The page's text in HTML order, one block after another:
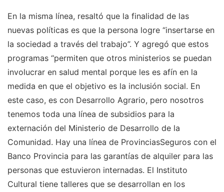
En la misma línea, resaltó que la finalidad de las
nuevas políticas es que la persona logre “insertarse en
la sociedad a través del trabajo”. Y agregó que estos
programas “permiten que otros ministerios se puedan
involucrar en salud mental porque les es afín en la
medida en que el objetivo es la inclusión social. En
este caso, es con Desarrollo Agrario, pero nosotros
tenemos toda una línea de subsidios para la
externación del Ministerio de Desarrollo de la
Comunidad. Hay una línea de ProvinciasSeguros con el
Banco Provincia para las garantías de alquiler para las
personas que estuvieron internadas. El Instituto
Cultural tiene talleres que se desarrollan en los